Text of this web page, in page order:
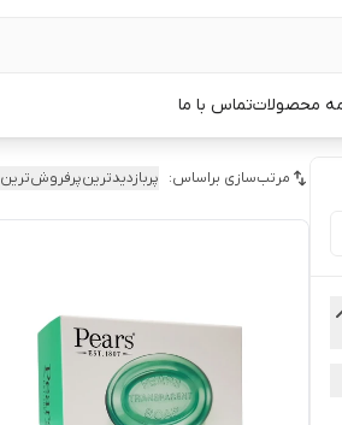
محصولاتتماس با ما
مرتب‌سازی براساس: پربازدیدترینپرفروش‌ترین